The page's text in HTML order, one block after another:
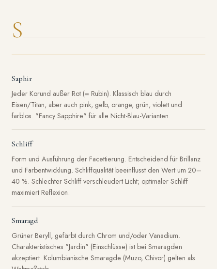
S
Saphir
Jeder Korund außer Rot (= Rubin). Klassisch blau durch
Eisen/Titan, aber auch pink, gelb, orange, grün, violett und
farblos. "Fancy Sapphire" für alle Nicht-Blau-Varianten.
Schliff
Form und Ausführung der Facettierung. Entscheidend für Brillanz
und Farbentwicklung. Schliffqualität beeinflusst den Wert um 20–
40 %. Schlechter Schliff verschleudert Licht; optimaler Schliff
maximiert Reflexion.
Smaragd
Grüner Beryll, gefärbt durch Chrom und/oder Vanadium.
Charakteristisches "Jardin" (Einschlüsse) ist bei Smaragden
akzeptiert. Kolumbianische Smaragde (Muzo, Chivor) gelten als